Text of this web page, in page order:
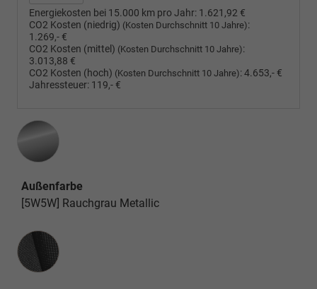
Energiekosten bei 15.000 km pro Jahr: 1.621,92 €
CO2 Kosten (niedrig) (Kosten Durchschnitt 10 Jahre):
1.269,- €
CO2 Kosten (mittel) (Kosten Durchschnitt 10 Jahre):
3.013,88 €
CO2 Kosten (hoch) (Kosten Durchschnitt 10 Jahre):4.653,- €
Jahressteuer: 119,- €
Außenfarbe
[5W5W] Rauchgrau Metallic
Innenausstattung